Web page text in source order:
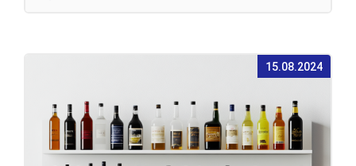
15.08.2024